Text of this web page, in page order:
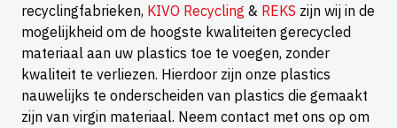
recyclingfabrieken, KIVO Recycling & REKS zijn wij in de
mogelijkheid om de hoogste kwaliteiten gerecycled
materiaal aan uw plastics toe te voegen, zonder
kwaliteit te verliezen. Hierdoor zijn onze plastics
nauwelijks te onderscheiden van plastics die gemaakt
zijn van virgin materiaal. Neem contact met ons op om